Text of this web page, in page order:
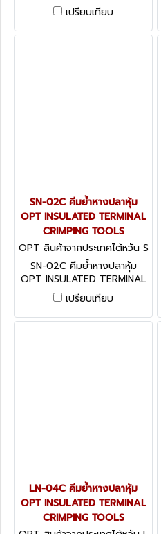
CRIMPING TOOLS
เปรียบเทียบ
SN-02C คีมย้ำหางปลาหุ้ม
OPT INSULATED TERMINAL
CRIMPING TOOLS
OPT สินค้าจากประเทศไต้หวัน S
N-02C
SN-02C คีมย้ำหางปลาหุ้ม
OPT INSULATED TERMINAL
CRIMPING TOOLS
เปรียบเทียบ
LN-04C คีมย้ำหางปลาหุ้ม
OPT INSULATED TERMINAL
CRIMPING TOOLS